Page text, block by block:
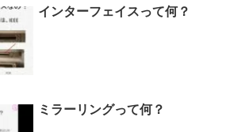
インターフェイスって何？
ミラーリングって何？